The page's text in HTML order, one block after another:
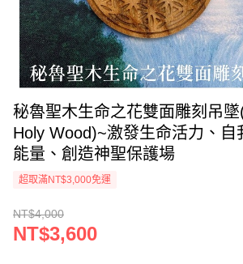
秘魯聖木生命之花雙面雕刻吊
Holy Wood)~激發生命活力、自
能量、創造神聖保護場
超取滿NT$3,000免運
NT$4,000
NT$3,600